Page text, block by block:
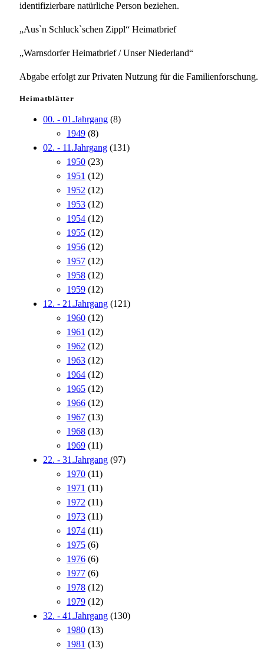
identifizierbare natürliche Person beziehen.
„Aus`n Schluck`schen Zippl“ Heimatbrief
„Warnsdorfer Heimatbrief / Unser Niederland“
Abgabe erfolgt zur Privaten Nutzung für die Familienforschung.
Heimatblätter
00. - 01.Jahrgang (8)
1949 (8)
02. - 11.Jahrgang (131)
1950 (23)
1951 (12)
1952 (12)
1953 (12)
1954 (12)
1955 (12)
1956 (12)
1957 (12)
1958 (12)
1959 (12)
12. - 21.Jahrgang (121)
1960 (12)
1961 (12)
1962 (12)
1963 (12)
1964 (12)
1965 (12)
1966 (12)
1967 (13)
1968 (13)
1969 (11)
22. - 31.Jahrgang (97)
1970 (11)
1971 (11)
1972 (11)
1973 (11)
1974 (11)
1975 (6)
1976 (6)
1977 (6)
1978 (12)
1979 (12)
32. - 41.Jahrgang (130)
1980 (13)
1981 (13)